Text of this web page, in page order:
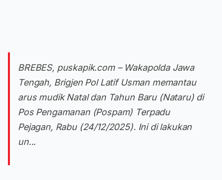
BREBES, puskapik.com – Wakapolda Jawa
Tengah, Brigjen Pol Latif Usman memantau
arus mudik Natal dan Tahun Baru (Nataru) di
Pos Pengamanan (Pospam) Terpadu
Pejagan, Rabu (24/12/2025). Ini di lakukan
un...